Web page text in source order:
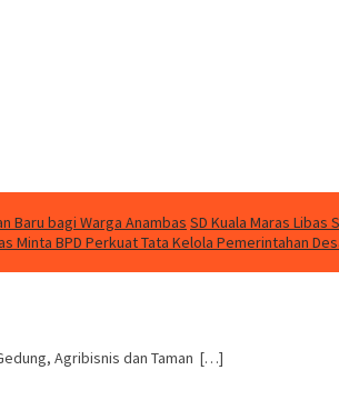
Baru bagi Warga Anambas SD Kuala Maras Libas
Minta BPD Perkuat Tata Kelola Pemerintahan
Agribisnis dan Taman […]